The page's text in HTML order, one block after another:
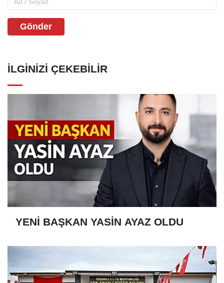
Gönder
İLGINIZI ÇEKEBILIR
YENİ BAŞKAN YASİN AYAZ OLDU